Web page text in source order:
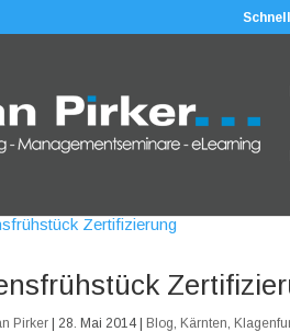
Pirker 28. Mai 2014 Blog, Kärnten,